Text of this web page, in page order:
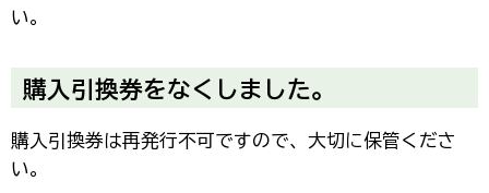
い。
購入引換券をなくしました。
購入引換券は再発行不可ですので、大切に保管くださ
い。